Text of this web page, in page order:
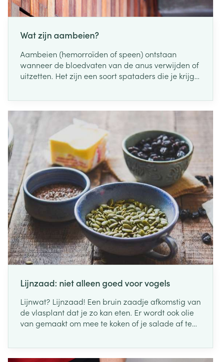
Wat zijn aambeien?
Aambeien (hemorroïden of speen) ontstaan
wanneer de bloedvaten van de anus verwijden of
uitzetten. Het zijn een soort spataders die je krijgt
Lijnzaad: niet alleen goed voor vogels
Lijnwat? Lijnzaad! Een bruin zaadje afkomstig van
de vlasplant dat je zo kan eten. Er wordt ook olie
van gemaakt om mee te koken of je salade af te
de voordelen even voor je op.